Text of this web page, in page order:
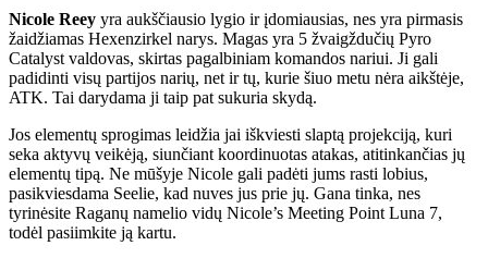
Nicole Reey yra aukščiausio lygio ir įdomiausias, nes yra pirmasis
žaidžiamas Hexenzirkel narys. Magas yra 5 žvaigždučių Pyro
Catalyst valdovas, skirtas pagalbiniam komandos nariui. Ji gali
padidinti visų partijos narių, net ir tų, kurie šiuo metu nėra aikštėje,
ATK. Tai darydama ji taip pat sukuria skydą.
Jos elementų sprogimas leidžia jai iškviesti slaptą projekciją, kuri
seka aktyvų veikėją, siunčiant koordinuotas atakas, atitinkančias jų
elementų tipą. Ne mūšyje Nicole gali padėti jums rasti lobius,
pasikviesdama Seelie, kad nuves jus prie jų. Gana tinka, nes
tyrinėsite Raganų namelio vidų Nicole’s Meeting Point Luna 7,
todėl pasiimkite ją kartu.